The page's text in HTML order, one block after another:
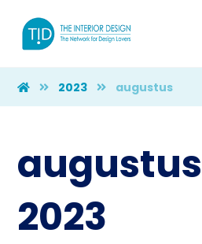
2023 augustus
augustus
2023